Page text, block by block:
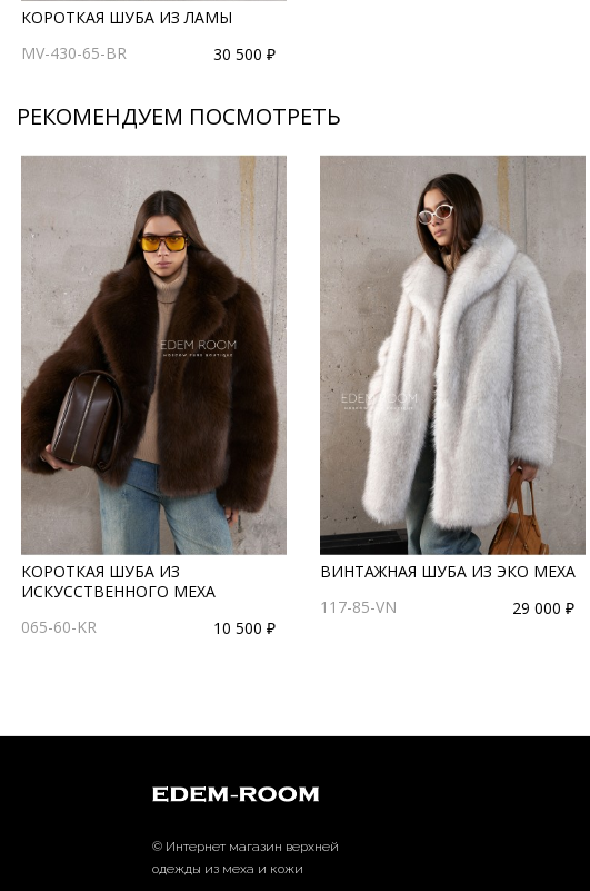
КОРОТКАЯ ШУБА ИЗ ЛАМЫ
MV-430-65-BR
30 500 ₽
РЕКОМЕНДУЕМ ПОСМОТРЕТЬ
КОРОТКАЯ ШУБА ИЗ
ИСКУССТВЕННОГО МЕХА
065-60-KR
10 500 ₽
ВИНТАЖНАЯ ШУБА ИЗ ЭКО МЕХА
117-85-VN
29 000 ₽
© Интернет магазин верхней
одежды из меха и кожи